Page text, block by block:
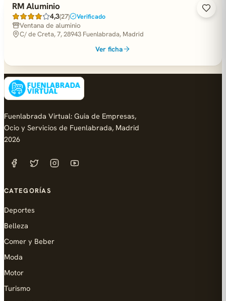
RM Aluminio
4,3(27) Verificado
Ventana de aluminio
C/ de Creta, 7, 28943 Fuenlabrada, Madrid
Ver ficha
Fuenlabrada Virtual: Guia de Empresas,
Ocio y Servicios de Fuenlabrada, Madrid
2026
CATEGORÍAS
Deportes
Belleza
Comer y Beber
Moda
Motor
Turismo